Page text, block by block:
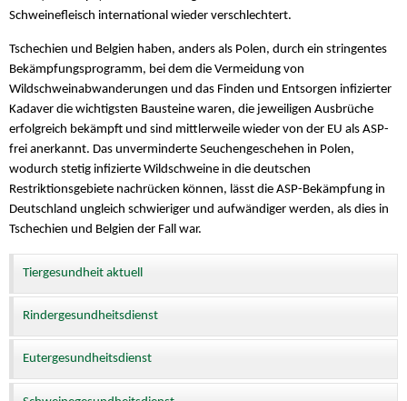
Schweinefleisch international wieder verschlechtert.
Tschechien und Belgien haben, anders als Polen, durch ein stringentes
Bekämpfungsprogramm, bei dem die Vermeidung von
Wildschweinabwanderungen und das Finden und Entsorgen infizierter
Kadaver die wichtigsten Bausteine waren, die jeweiligen Ausbrüche
erfolgreich bekämpft und sind mittlerweile wieder von der EU als ASP-
frei anerkannt. Das unverminderte Seuchengeschehen in Polen,
wodurch stetig infizierte Wildschweine in die deutschen
Restriktionsgebiete nachrücken können, lässt die ASP-Bekämpfung in
Deutschland ungleich schwieriger und aufwändiger werden, als dies in
Tschechien und Belgien der Fall war.
Tiergesundheit aktuell
Rindergesundheitsdienst
Eutergesundheitsdienst